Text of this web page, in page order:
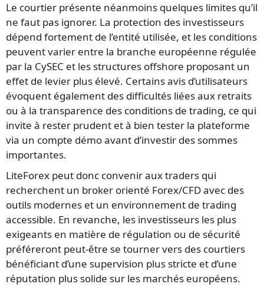
Le courtier présente néanmoins quelques limites qu’il
ne faut pas ignorer. La protection des investisseurs
dépend fortement de l’entité utilisée, et les conditions
peuvent varier entre la branche européenne régulée
par la CySEC et les structures offshore proposant un
effet de levier plus élevé. Certains avis d’utilisateurs
évoquent également des difficultés liées aux retraits
ou à la transparence des conditions de trading, ce qui
invite à rester prudent et à bien tester la plateforme
via un compte démo avant d’investir des sommes
importantes.
LiteForex peut donc convenir aux traders qui
recherchent un broker orienté Forex/CFD avec des
outils modernes et un environnement de trading
accessible. En revanche, les investisseurs les plus
exigeants en matière de régulation ou de sécurité
préféreront peut-être se tourner vers des courtiers
bénéficiant d’une supervision plus stricte et d’une
réputation plus solide sur les marchés européens.